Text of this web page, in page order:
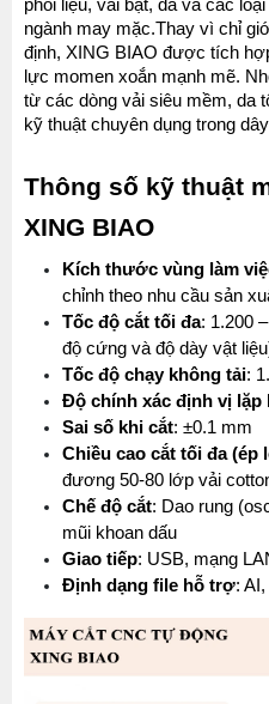
phôi liệu, vải bạt, da và các
ngành may mặc.Thay vì chỉ
định, XING BIAO được tích
lực momen xoắn mạnh mẽ.
từ các dòng vải siêu mềm, da
kỹ thuật chuyên dụng trong
Thông số kỹ thuật
XING BIAO
Kích thước vùng làm
chỉnh theo nhu cầu sản
Tốc độ cắt tối đa: 1.200
độ cứng và độ dày vật
Tốc độ chạy không tải:
Độ chính xác định vị lặp
Sai số khi cắt: ±0.1 mm
Chiều cao cắt tối đa (ép
đương 50-80 lớp vải
Chế độ cắt: Dao rung
mũi khoan dấu
Giao tiếp: USB, mạng
Định dạng file hỗ trợ: